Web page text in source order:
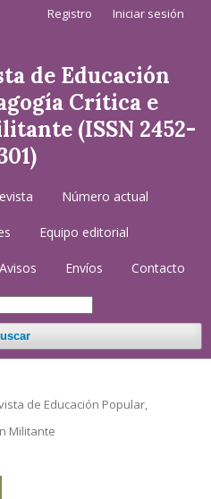
de Educación
Crítica e
(ISSN 2452-
Número actual
Equipo editorial
Avisos Envíos Contacto
Registro Iniciar sesión
de Educación Popular,
Militante